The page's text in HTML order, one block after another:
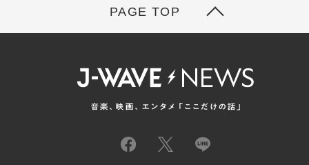
PAGE TOP